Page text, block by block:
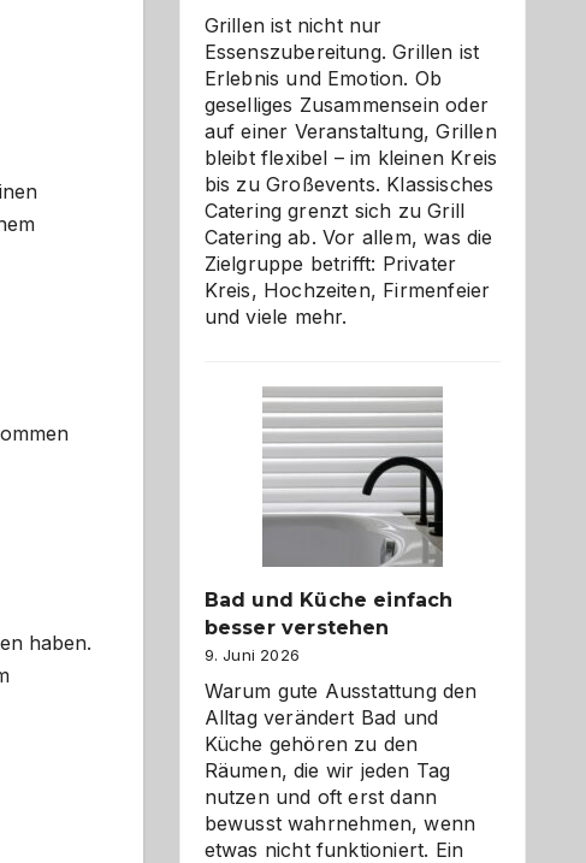
haben.
Grillen ist nicht nur
Essenszubereitung. Grillen ist
Erlebnis und Emotion. Ob
geselliges Zusammensein oder
auf einer Veranstaltung, Grillen
bleibt flexibel – im kleinen Kreis
bis zu Großevents. Klassisches
Catering grenzt sich zu Grill
Catering ab. Vor allem, was die
Zielgruppe betrifft: Privater
Kreis, Hochzeiten, Firmenfeier
und viele mehr.
Bad und Küche einfach
besser verstehen
9. Juni 2026
Warum gute Ausstattung den
Alltag verändert Bad und
Küche gehören zu den
Räumen, die wir jeden Tag
nutzen und oft erst dann
bewusst wahrnehmen, wenn
etwas nicht funktioniert. Ein